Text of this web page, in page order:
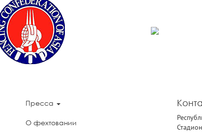
Пресса
О фехтовании